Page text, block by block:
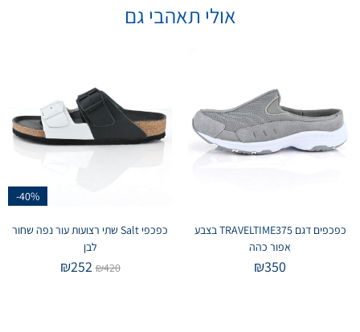
אולי תאהבי גם
כפכפים דגם TRAVELTIME375 בצבע
אפור כהה
₪350
-40%
כפכפי Salt שתי רצועות עור נפה שחור
לבן
₪420
₪252